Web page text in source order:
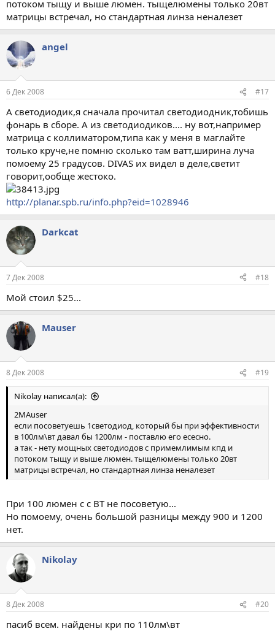
потоком тыщу и выше люмен. тыщелюмены только 20вт
матрицы встречал, но стандартная линза неналезет
angel
6 Дек 2008 #17
А светодиодик,я сначала прочитал светодиодник,тобишь
фонарь в сборе. А из светодиодиков.... ну вот,например
матрица с коллиматором,типа как у меня в маглайте
только круче,не помню сколько там ватт,ширина луча
помоему 25 градусов. DIVAS их видел в деле,светит
говорит,ообще жестоко.
http://planar.spb.ru/info.php?eid=1028946
Darkcat
7 Дек 2008 #18
Мой стоил $25...
Mauser
8 Дек 2008 #19
Nikolay написал(а):
2MAuser
если посоветуешь 1светодиод, который бы при эффективности
в 100лм\вт давал бы 1200лм - поставлю его есесно.
а так - нету мощных светодиодов с примемлимым кпд и
потоком тыщу и выше люмен. тыщелюмены только 20вт
матрицы встречал, но стандартная линза неналезет
При 100 люмен с с ВТ не посоветую...
Но помоему, очень большой разницы между 900 и 1200
нет.
Nikolay
8 Дек 2008 #20
пасиб всем. найдены кри по 110лм\вт